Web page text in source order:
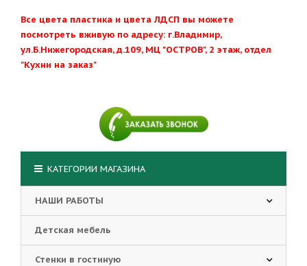
Все цвета пластика и цвета ЛДСП вы можете
посмотреть вживую по адресу: г.Владимир,
ул.Б.Нижегородская, д.109, МЦ "ОСТРОВ", 2 этаж, отдел
"Кухни на заказ"
КАТЕГОРИИ МАГАЗИНА
НАШИ РАБОТЫ
Детская мебель
Стенки в гостиную